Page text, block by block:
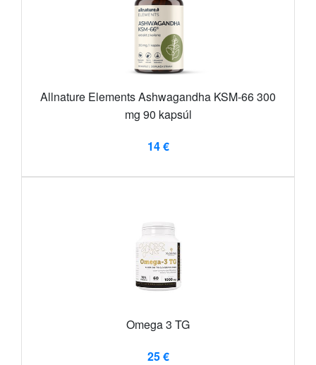
Allnature Elements Ashwagandha KSM-66 300
mg 90 kapsúl
14 €
Omega 3 TG
25 €